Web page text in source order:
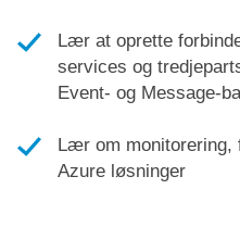
Lær at oprette
services og
Event- og Message-
Lær om monitorering,
Azure løsninger